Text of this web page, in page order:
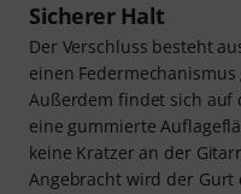
Sicherer Halt
Der Verschluss besteht
einen
Außerdem findet sich auf
eine gummierte
keine Kratzer an der
Angebracht wird der